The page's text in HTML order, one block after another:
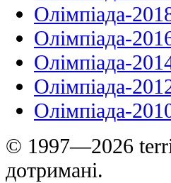
Олімпіада-
Олімпіада-
Олімпіада-
Олімпіада-
Олімпіада-
© 1997—2026
дотримані.